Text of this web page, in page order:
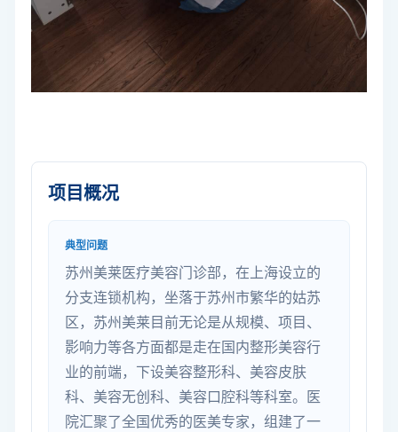
项目概况
典型问题
苏州美莱医疗美容门诊部，在上海设立的
分支连锁机构，坐落于苏州市繁华的姑苏
区，苏州美莱目前无论是从规模、项目、
影响力等各方面都是走在国内整形美容行
业的前端，下设美容整形科、美容皮肤
科、美容无创科、美容口腔科等科室。医
院汇聚了全国优秀的医美专家，组建了一